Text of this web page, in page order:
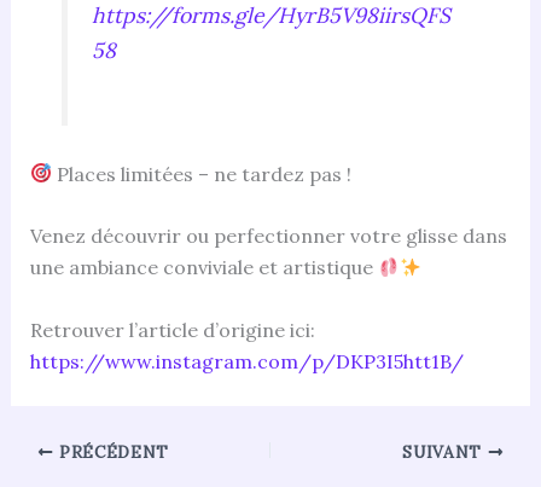
https://forms.gle/HyrB5V98iirsQFS
58
Places limitées – ne tardez pas !
Venez découvrir ou perfectionner votre glisse dans
une ambiance conviviale et artistique
Retrouver l’article d’origine ici:
https://www.instagram.com/p/DKP3I5htt1B/
PRÉCÉDENT SUIVANT